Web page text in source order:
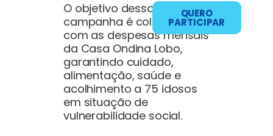
QUERO
PARTICIPAR
O objetivo dessa
campanha é colaborar
com as despesas mensais
da Casa Ondina Lobo,
garantindo cuidado,
alimentação, saúde e
acolhimento a 75 idosos
em situação de
vulnerabilidade social.